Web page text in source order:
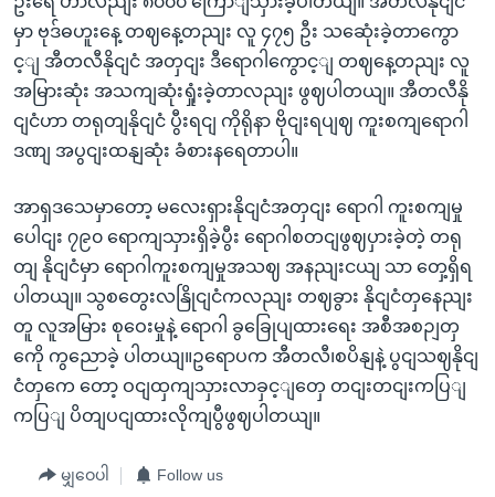
မှာ ဗုဒ်ဓဟူးနေ့ တဈနေ့တညျး လူ ၄၇၅ ဦး သဆေုံးခဲ့တာကွော
င့ျ အီတလီနိုငျငံ အတှငျး ဒီရောဂါကွောင့ျ တဈနေ့တညျး လူ
အမြားဆုံး အသကျဆုံးရှုံးခဲ့တာလညျး ဖွဈပါတယျ။ အီတလီနို
ငျငံဟာ တရုတျနိုငျငံ ပွီးရငျ ကိုရိုနာ ဗိုငျးရပျဈ ကူးစကျရောဂါ
ဒဏျ အပွငျးထနျဆုံး ခံစားနရေတာပါ။
အာရှဒသေမှာတော့ မလေးရှားနိုငျငံအတှငျး ရောဂါ ကူးစကျမှု
ပေါငျး ၇၉၀ ရောကျသှားရှိခဲ့ပွီး ရောဂါစတငျဖွဈပှားခဲ့တဲ့ တရု
တျ နိုငျငံမှာ ရောဂါကူးစကျမှုအသဈ အနညျးငယျ သာ တှေ့ရှိရ
ပါတယျ။ သွစတွေးလနြိုငျငံကလညျး တဈခွား နိုငျငံတှနေညျး
တူ လူအမြား စုဝေးမှုနဲ့ ရောဂါ ခွခြေုပျထားရေး အစီအစဉျတှ
ကေို ကွညောခဲ့ ပါတယျ။ဥရောပက အီတလီ၊စပိနျနဲ့ ပွငျသဈနိုငျ
ငံတှကေ တော့ ဝငျထှကျသှားလာခှင့ျတှေ တငျးတငျးကပြျ
ကပြျ ပိတျပငျထားလိုကျပွီဖွဈပါတယျ။
မျှဝေပါ Follow us